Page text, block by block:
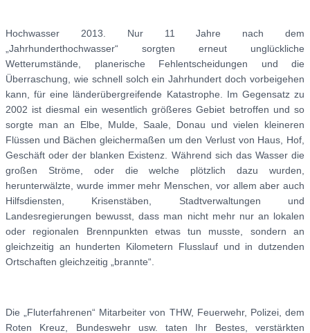
Hochwasser 2013. Nur 11 Jahre nach dem
„Jahrhunderthochwasser“ sorgten erneut unglückliche
Wetterumstände, planerische Fehlentscheidungen und die
Überraschung, wie schnell solch ein Jahrhundert doch vorbeigehen
kann, für eine länderübergreifende Katastrophe. Im Gegensatz zu
2002 ist diesmal ein wesentlich größeres Gebiet betroffen und so
sorgte man an Elbe, Mulde, Saale, Donau und vielen kleineren
Flüssen und Bächen gleichermaßen um den Verlust von Haus, Hof,
Geschäft oder der blanken Existenz. Während sich das Wasser die
großen Ströme, oder die welche plötzlich dazu wurden,
herunterwälzte, wurde immer mehr Menschen, vor allem aber auch
Hilfsdiensten, Krisenstäben, Stadtverwaltungen und
Landesregierungen bewusst, dass man nicht mehr nur an lokalen
oder regionalen Brennpunkten etwas tun musste, sondern an
gleichzeitig an hunderten Kilometern Flusslauf und in dutzenden
Ortschaften gleichzeitig „brannte“.
Die „Fluterfahrenen“ Mitarbeiter von THW, Feuerwehr, Polizei, dem
Roten Kreuz, Bundeswehr usw. taten Ihr Bestes, verstärkten